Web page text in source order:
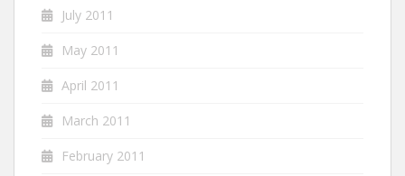
July 2011
May 2011
April 2011
March 2011
February 2011